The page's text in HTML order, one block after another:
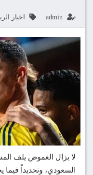
admin اخبار
لا يزال الغموض يلف
السعودي، وتحديداً